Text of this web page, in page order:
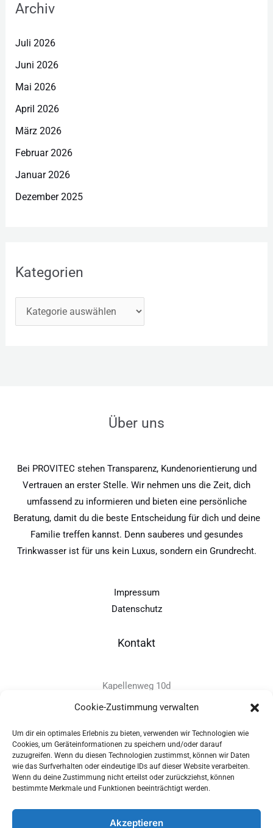
Cookie-Zustimmung verwalten
Um dir ein optimales Erlebnis zu bieten, verwenden wir Technologien wie
Cookies, um Geräteinformationen zu speichern und/oder darauf
zuzugreifen. Wenn du diesen Technologien zustimmst, können wir Daten
wie das Surfverhalten oder eindeutige IDs auf dieser Website verarbeiten.
Wenn du deine Zustimmung nicht erteilst oder zurückziehst, können
bestimmte Merkmale und Funktionen beeinträchtigt werden.
Akzeptieren
Archiv
Juli 2026
Juni 2026
Mai 2026
April 2026
März 2026
Februar 2026
Januar 2026
Dezember 2025
Kategorien
Über uns
Bei PROVITEC stehen Transparenz, Kundenorientierung und
Vertrauen an erster Stelle. Wir nehmen uns die Zeit, dich
umfassend zu informieren und bieten eine persönliche
Beratung, damit du die beste Entscheidung für dich und deine
Familie treffen kannst. Denn sauberes und gesundes
Trinkwasser ist für uns kein Luxus, sondern ein Grundrecht.
Impressum
Datenschutz
Kontakt
Kapellenweg 10d
D-94575 Windorf
+49 - (0)8546 - 97 39 0
info@provitec.de
www.provitec.com